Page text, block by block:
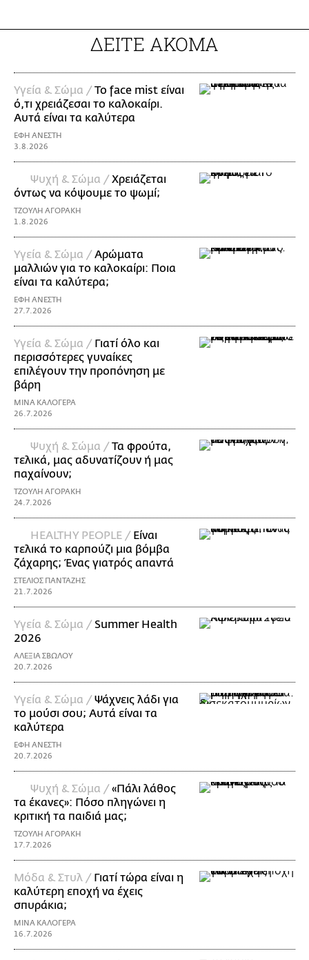
ΔΕΙΤΕ ΑΚΟΜΑ
Υγεία & Σώμα /Το face mist είναι
ό,τι χρειάζεσαι το καλοκαίρι.
Αυτά είναι τα καλύτερα
ΕΦΗ ΑΝΕΣΤΗ
3.8.2026
Ψυχή & Σώμα /Xρειάζεται
όντως να κόψουμε το ψωμί;
ΤΖΟΥΛΗ ΑΓΟΡΑΚΗ
1.8.2026
Υγεία & Σώμα /Αρώματα
μαλλιών για το καλοκαίρι: Ποια
είναι τα καλύτερα;
ΕΦΗ ΑΝΕΣΤΗ
27.7.2026
Υγεία & Σώμα / Γιατί όλο και
περισσότερες γυναίκες
επιλέγουν την προπόνηση με
βάρη
ΜΙΝΑ ΚΑΛΟΓΕΡΑ
26.7.2026
Ψυχή & Σώμα /Τα φρούτα,
τελικά, μας αδυνατίζουν ή μας
παχαίνουν;
ΤΖΟΥΛΗ ΑΓΟΡΑΚΗ
24.7.2026
ΗΕΑLTHY PEOPLE / Είναι
τελικά το καρπούζι μια βόμβα
ζάχαρης; Ένας γιατρός απαντά
ΣΤΕΛΙΟΣ ΠΑΝΤΑΖΗΣ
21.7.2026
Υγεία & Σώμα / Summer Health
2026
ΑΛΕΞΙΑ ΣΒΩΛΟΥ
20.7.2026
Υγεία & Σώμα /Ψάχνεις λάδι για
τo μούσι σου; Αυτά είναι τα
καλύτερα
ΕΦΗ ΑΝΕΣΤΗ
20.7.2026
Ψυχή & Σώμα /«Πάλι λάθος
τα έκανες»: Πόσο πληγώνει η
κριτική τα παιδιά μας;
ΤΖΟΥΛΗ ΑΓΟΡΑΚΗ
17.7.2026
Μόδα & Στυλ / Γιατί τώρα είναι η
καλύτερη εποχή να έχεις
σπυράκια;
ΜΙΝΑ ΚΑΛΟΓΕΡΑ
16.7.2026